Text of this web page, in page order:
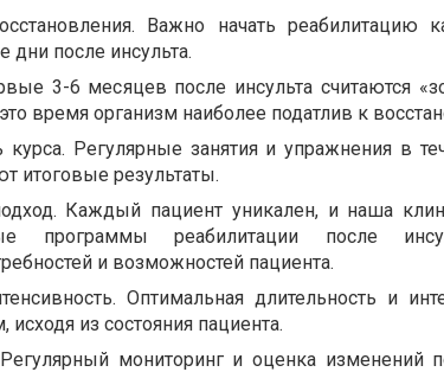
Важно начать реабилитацию
после инсульта.
3-6 месяцев после инсульта считаются
время организм наиболее податлив к
курса. Регулярные занятия и упражнения в
итоговые результаты.
Каждый пациент уникален, и наша
программы реабилитации после
и возможностей пациента.
Оптимальная длительность и
исходя из состояния пациента.
мониторинг и оценка изменений